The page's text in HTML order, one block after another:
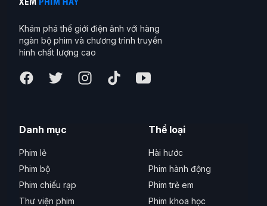
Khám phá thế giới điện ảnh với hàng
ngàn bộ phim và chương trình truyền
hình chất lượng cao
Danh mục
Phim lẻ
Phim bộ
Phim chiếu rạp
Thư viện phim
Thể loại
Hài hước
Phim hành động
Phim trẻ em
Phim khoa học